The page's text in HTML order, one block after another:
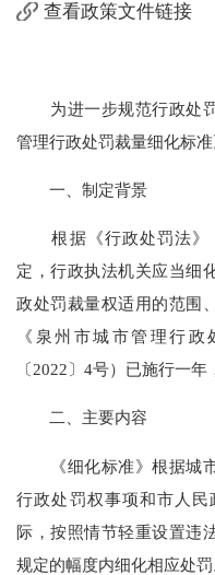
查看政策文件链接
为进一步规范行政处罚
管理行政处罚裁量细化标
一、制定背景
根据《行政处罚法》
定，行政执法机关应当细
政处罚裁量权适用的范围
《泉州市城市管理行
〔2022〕4号）已施行一
二、主要内容
《细化标准》根据城市
行政处罚权事项和市人
际，按照情节轻重设置违
规定的幅度内细化相应处罚